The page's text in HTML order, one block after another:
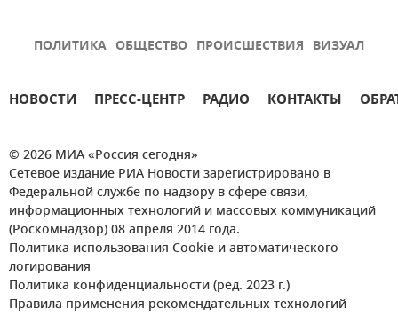
ПОЛИТИКА ОБЩЕСТВО ПРОИСШЕСТВИЯ ВИЗУАЛ
НОВОСТИ ПРЕСС-ЦЕНТР РАДИО КОНТАКТЫ
© 2026 МИА «Россия сегодня»
Сетевое издание РИА Новости зарегистрировано в
Федеральной службе по надзору в сфере связи,
информационных технологий и массовых коммуникаций
(Роскомнадзор) 08 апреля 2014 года.
Политика использования Cookie и автоматического
логирования
Политика конфиденциальности (ред. 2023 г.)
Правила применения рекомендательных технологий